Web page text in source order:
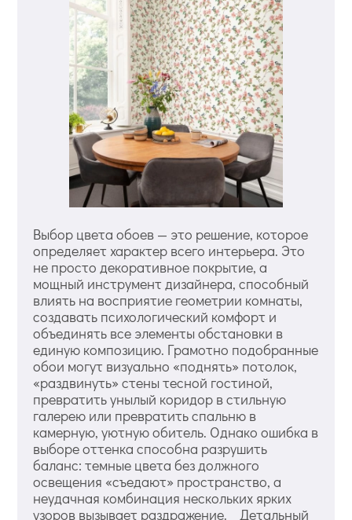
Выбор цвета обоев — это решение, которое
определяет характер всего интерьера. Это
не просто декоративное покрытие, а
мощный инструмент дизайнера, способный
влиять на восприятие геометрии комнаты,
создавать психологический комфорт и
объединять все элементы обстановки в
единую композицию. Грамотно подобранные
обои могут визуально «поднять» потолок,
«раздвинуть» стены тесной гостиной,
превратить унылый коридор в стильную
галерею или превратить спальню в
камерную, уютную обитель. Однако ошибка в
выборе оттенка способна разрушить
баланс: темные цвета без должного
освещения «съедают» пространство, а
неудачная комбинация нескольких ярких
узоров вызывает раздражение. Детальный